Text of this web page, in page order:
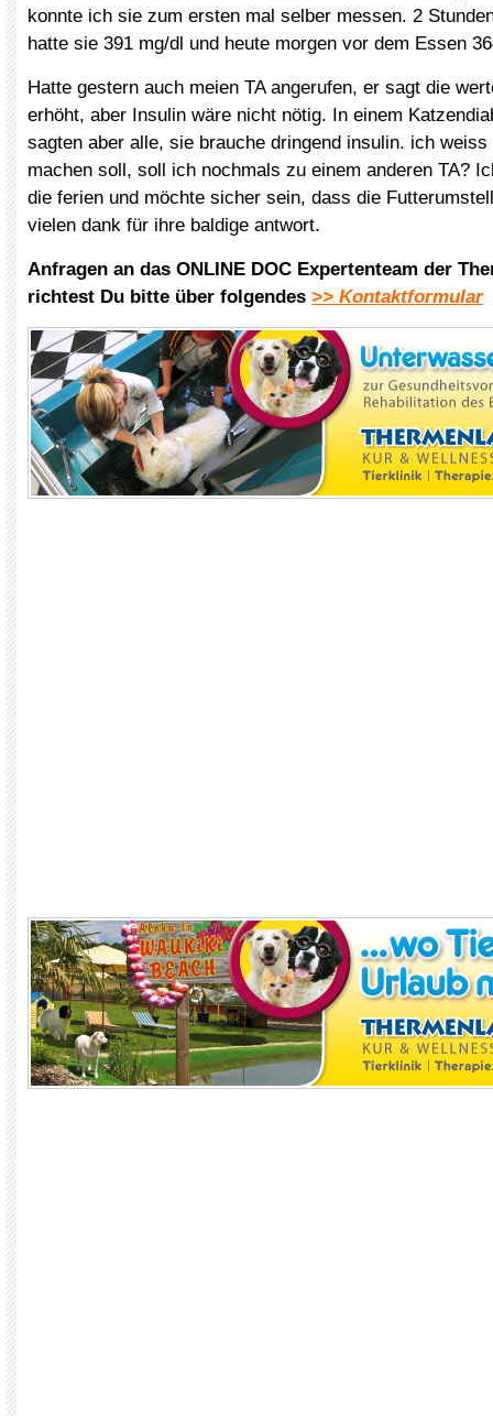
konnte ich sie zum ersten mal selber messen. 2
hatte sie 391 mg/dl und heute morgen vor dem Essen
Hatte gestern auch meien TA angerufen, er sagt die
erhöht, aber Insulin wäre nicht nötig. In einem
sagten aber alle, sie brauche dringend insulin. ich
machen soll, soll ich nochmals zu einem anderen TA?
die ferien und möchte sicher sein, dass die
vielen dank für ihre baldige antwort.
Anfragen an das ONLINE DOC Expertenteam der
richtest Du bitte über folgendes >> Kontaktformular